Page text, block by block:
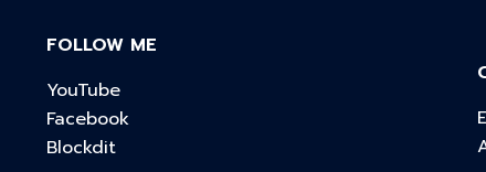
FOLLOW ME
YouTube
Facebook
Blockdit